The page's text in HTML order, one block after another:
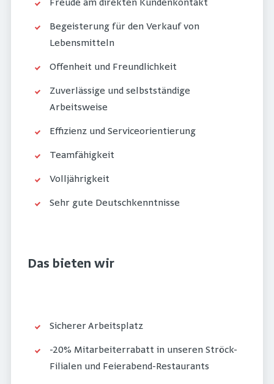
Freude am direkten Kundenkontakt
Begeisterung für den Verkauf von
Lebensmitteln
Offenheit und Freundlichkeit
Zuverlässige und selbstständige
Arbeitsweise
Effizienz und Serviceorientierung
Teamfähigkeit
Volljährigkeit
Sehr gute Deutschkenntnisse
Das bieten wir
Sicherer Arbeitsplatz
-20% Mitarbeiterrabatt in unseren Ströck-
Filialen und Feierabend-Restaurants